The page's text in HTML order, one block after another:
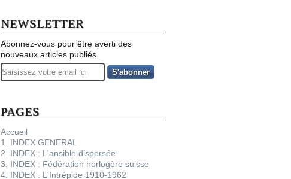
NEWSLETTER
Abonnez-vous pour être averti des
nouveaux articles publiés.
Email
PAGES
Accueil
1. INDEX GENERAL
2. INDEX : L'ansible dispersée
3. INDEX : Fédération horlogère suisse
4. INDEX : L'Intrépide 1910-1962